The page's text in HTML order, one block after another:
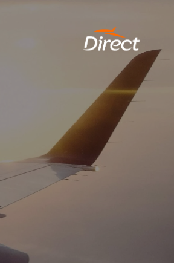
content